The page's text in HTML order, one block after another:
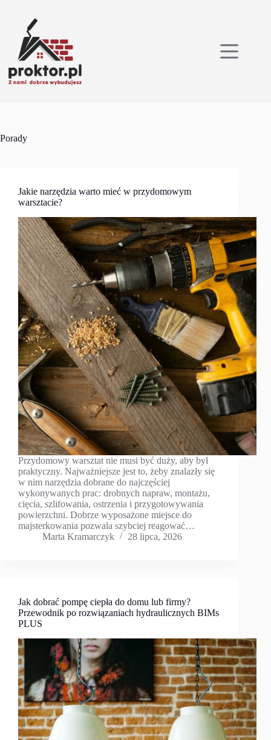
Porady
Jakie narzędzia warto mieć w przydomowym
warsztacie?
Przydomowy warsztat nie musi być duży, aby był
praktyczny. Najważniejsze jest to, żeby znalazły się
w nim narzędzia dobrane do najczęściej
wykonywanych prac: drobnych napraw, montażu,
cięcia, szlifowania, ostrzenia i przygotowywania
powierzchni. Dobrze wyposażone miejsce do
majsterkowania pozwala szybciej reagować…
Marta Kramarczyk
28 lipca, 2026
Jak dobrać pompę ciepła do domu lub firmy?
Przewodnik po rozwiązaniach hydraulicznych BIMs
PLUS